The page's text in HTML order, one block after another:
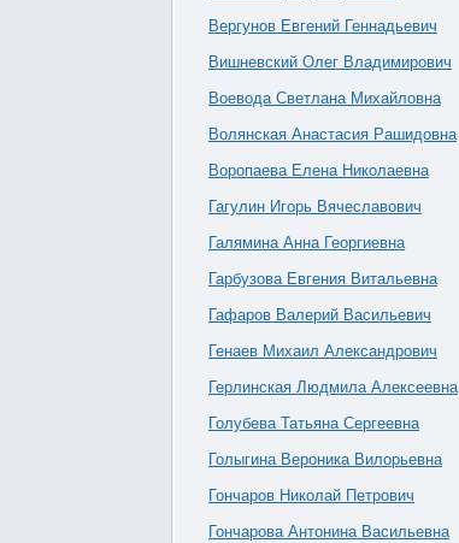
Вергунов Евгений Геннадьевич
Вишневский Олег Владимирович
Воевода Светлана Михайловна
Волянская Анастасия Рашидовна
Воропаева Елена Николаевна
Гагулин Игорь Вячеславович
Галямина Анна Георгиевна
Гарбузова Евгения Витальевна
Гафаров Валерий Васильевич
Генаев Михаил Александрович
Герлинская Людмила Алексеевна
Голубева Татьяна Сергеевна
Голыгина Вероника Вилорьевна
Гончаров Николай Петрович
Гончарова Антонина Васильевна